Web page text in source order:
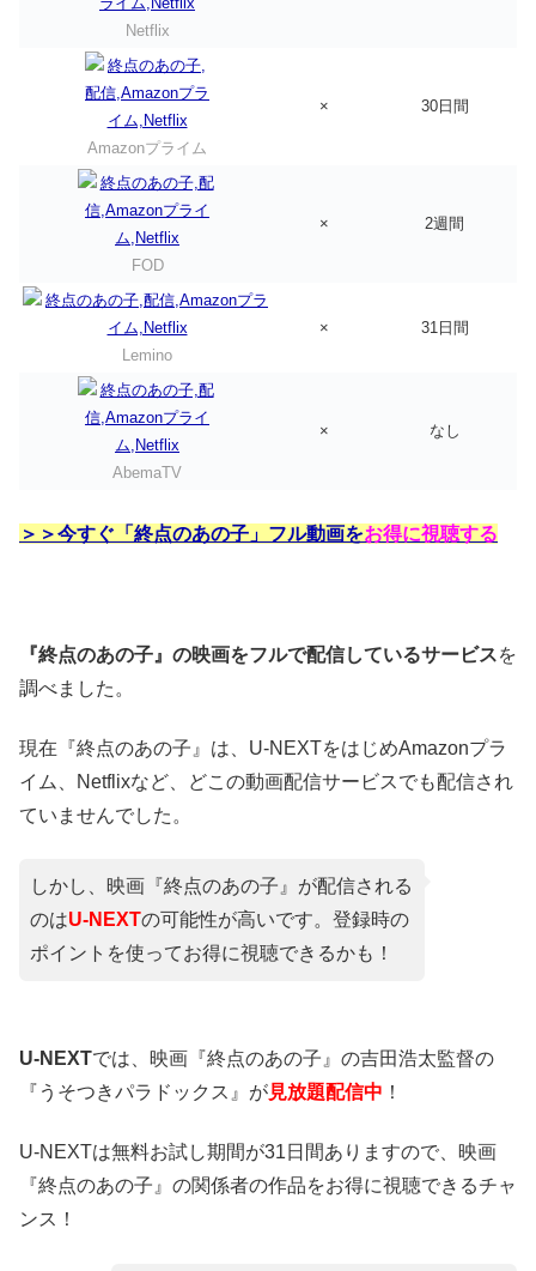
Netflix
Amazonプライム
× 30日間
FOD
× 2週間
Lemino
× 31日間
AbemaTV
× なし
＞＞今すぐ「終点のあの子」フル動画をお得に視聴する
『終点のあの子』の映画をフルで配信しているサービスを
調べました。
現在『終点のあの子』は、U-NEXTをはじめAmazonプラ
イム、Netflixなど、どこの動画配信サービスでも配信され
ていませんでした。
しかし、映画『終点のあの子』が配信される
のはU-NEXTの可能性が高いです。登録時の
ポイントを使ってお得に視聴できるかも！
U-NEXTでは、映画『終点のあの子』の吉田浩太監督の
『うそつきパラドックス』が見放題配信中 ！
U-NEXTは無料お試し期間が31日間ありますので、映画
『終点のあの子』の関係者の作品をお得に視聴できるチャ
ンス！